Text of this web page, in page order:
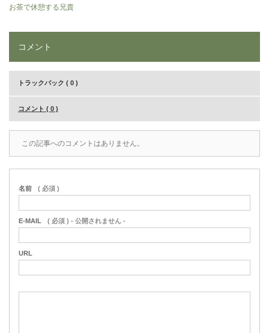
お茶で休憩する兄貴
コメント
トラックバック ( 0 )
コメント ( 0 )
この記事へのコメントはありません。
名前 ( 必須 )
E-MAIL ( 必須 ) - 公開されません -
URL